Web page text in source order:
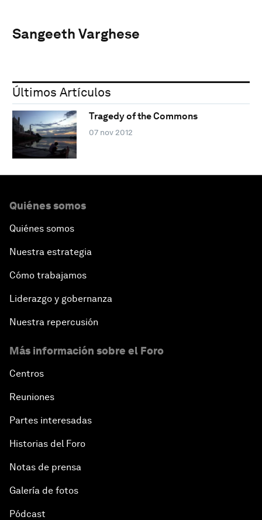
Sangeeth Varghese
Últimos Artículos
Tragedy of the Commons
07 nov 2012
Quiénes somos
Quiénes somos
Nuestra estrategia
Cómo trabajamos
Liderazgo y gobernanza
Nuestra repercusión
Más información sobre el Foro
Centros
Reuniones
Partes interesadas
Historias del Foro
Notas de prensa
Galería de fotos
Pódcast